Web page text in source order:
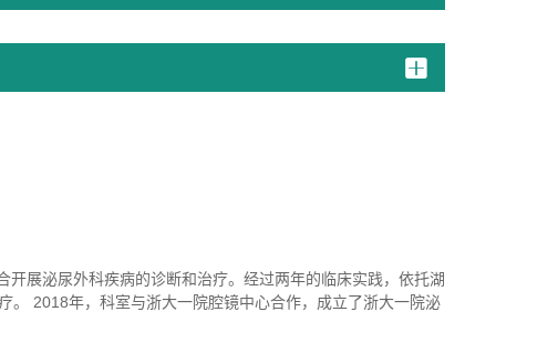
展泌尿外科疾病的诊断和治疗。经过两年的临床实践，依托湖
。 2018年，科室与浙大一院腔镜中心合作，成立了浙大一院泌